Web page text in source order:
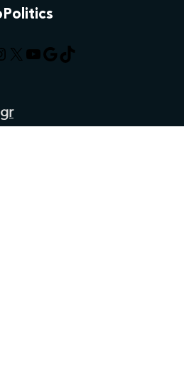
X YouTube
Google
TikTok